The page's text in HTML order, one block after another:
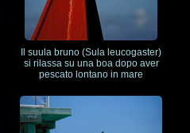
Il suula bruno (Sula leucogaster)
si rilassa su una boa dopo aver
pescato lontano in mare